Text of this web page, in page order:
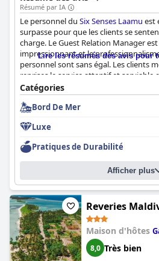
Résumé par IA
Le personnel du Six Senses Laamu est
surpasse pour que les clients se
charge. Le Guest Relation Manager
impressionnant et le
personnel sont sans égal. Les clients
reprises le service attentif et serviable
affirmant qu'il s'agit d'un service 5
recherchez un complexe luxueux
exceptionnelle, le
Lire les résumés des avis pour
Catégories
Bord De Mer
Luxe
Pratiques de Durabilité
Afficher plus
Reveries
Maison d'hôtes
8,0 Très bien